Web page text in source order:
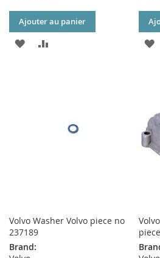
Ajouter au panier
AJOUTER
Volvo Washer Volvo piece no
237189
Brand: